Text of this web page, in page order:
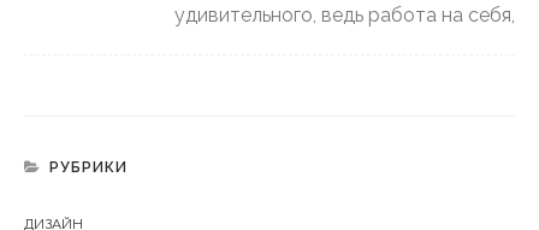
удивительного, ведь работа на себя,
РУБРИКИ
ДИЗАЙН